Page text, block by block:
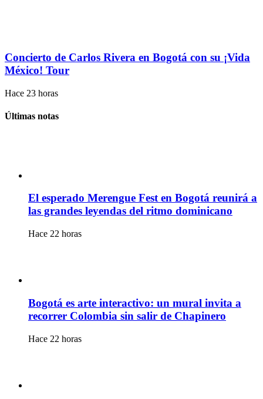
Concierto de Carlos Rivera en Bogotá con su ¡Vida
México! Tour
Hace 23 horas
Últimas notas
El esperado Merengue Fest en Bogotá reunirá a
las grandes leyendas del ritmo dominicano
Hace 22 horas
Bogotá es arte interactivo: un mural invita a
recorrer Colombia sin salir de Chapinero
Hace 22 horas